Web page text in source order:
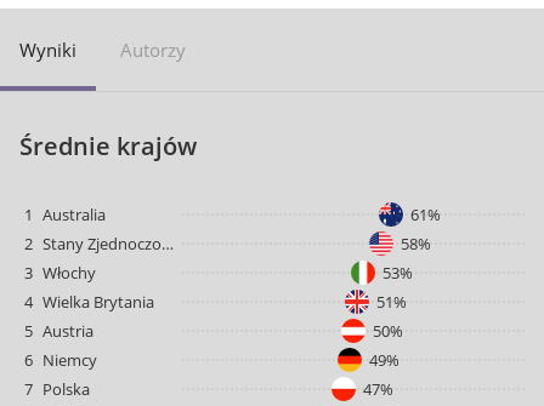
Wyniki Autorzy
Średnie krajów
1 Australia
61%
2
Stany Zjednoczone
58%
3 Włochy
53%
4 Wielka Brytania
51%
5 Austria
50%
6 Niemcy
49%
7 Polska
47%